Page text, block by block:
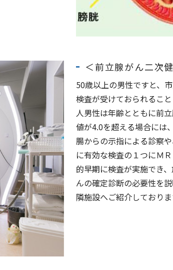
＜前立腺がん二次
50歳以上の男性ですと、
検査が受けておられるこ
人男性は年齢とともに前
値が4.0を超える場合には
腸からの示指による診察
に有効な検査の１つにＭ
的早期に検査が実施でき
んの確定診断の必要性を
隣施設へご紹介しておりま